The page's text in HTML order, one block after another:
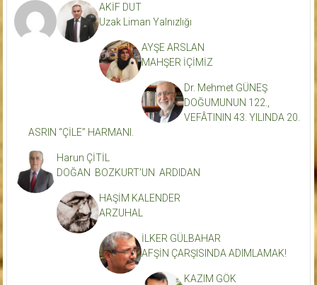
AKİF DUT
Uzak Liman Yalnızlığı
AYŞE ARSLAN
MAHŞER İÇİMİZ
Dr. Mehmet GÜNEŞ
DOĞUMUNUN 122.,
VEFÂTININ 43. YILINDA 20.
ASRIN “ÇİLE” HARMANI.
Harun ÇİTİL
DOĞAN BOZKURT’UN ARDIDAN
HAŞİM KALENDER
ARZUHAL
İLKER GÜLBAHAR
AFŞİN ÇARŞISINDA ADIMLAMAK!
KAZIM GÖK